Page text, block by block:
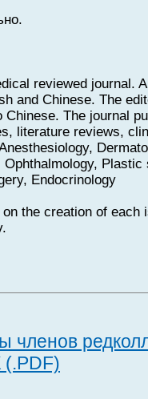
reviewed journal.
and Chinese. The
The journal
literature reviews,
Plastic
Endocrinology
the creation of each
членов
(.PDF)